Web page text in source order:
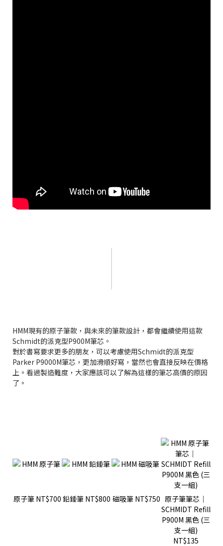
HMM現有的原子筆款，與未來的筆款設計，都會繼續使用這款
Schmidt的派克型P900M筆芯。
對於書寫要求更多的朋友，可以考慮使用Schmidt的派克型
Parker P9000M筆芯，更加滑順好寫，當然也會直接反映在價格
上。看過製造難度，大家應該可以了解為這樣的筆芯高價的原因
了。
原子筆 NT$700 鉛錘筆 NT$800 磁吸筆 NT$750 原子筆筆芯｜
SCHMIDT Refill
P900M 黑色 (三
支一組)
NT$135